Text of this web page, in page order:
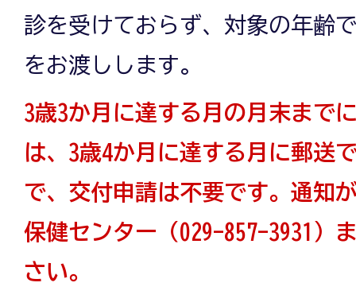
診を受けておらず、対象の年齢
をお渡しします。
3歳3か月に達する月の月末まで
は、3歳4か月に達する月に郵送
で、交付申請は不要です。通知
保健センター（029-857-3931）
さい。